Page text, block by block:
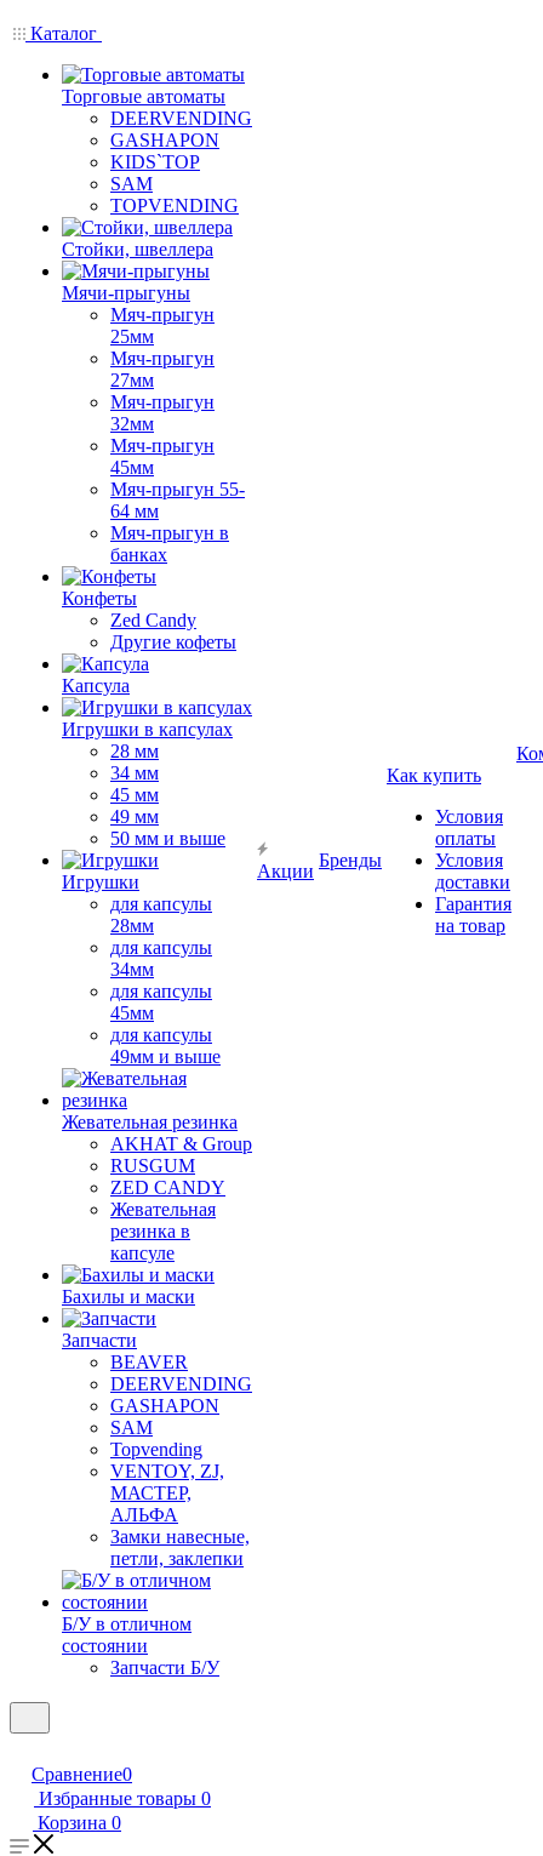
Каталог
Торговые автоматы
DEERVENDING
GASHAPON
KIDS`TOP
SAM
TOPVENDING
Стойки, швеллера
Мячи-прыгуны
Мяч-прыгун
25мм
Мяч-прыгун
27мм
Мяч-прыгун
32мм
Мяч-прыгун
45мм
Мяч-прыгун 55-
64 мм
Мяч-прыгун в
банках
Конфеты
Zed Candy
Другие кофеты
Капсула
Игрушки в капсулах
28 мм
34 мм
45 мм
49 мм
50 мм и выше
Игрушки
для капсулы
28мм
для капсулы
34мм
для капсулы
45мм
для капсулы
49мм и выше
Жевательная резинка
AKHAT & Group
RUSGUM
ZED CANDY
Жевательная
резинка в
капсуле
Бахилы и маски
Запчасти
BEAVER
DEERVENDING
GASHAPON
SAM
Topvending
VENTOY, ZJ,
МАСТЕР,
АЛЬФА
Замки навесные,
петли, заклепки
Б/У в отличном
состоянии
Запчасти Б/У
Акции
Бренды
Как купить
Условия
оплаты
Условия
доставки
Гарантия
на товар
Сравнение0
Избранные товары 0
Корзина 0